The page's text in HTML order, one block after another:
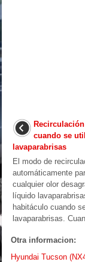
cuando se
lavaparabrisas
El modo de
automáticamente
cualquier olor
líquido
habitáculo cuando
lavaparabrisas.
Otra informacion:
Hyundai Tucson